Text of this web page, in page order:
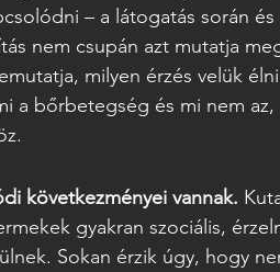
– a látogatás során és
nem csupán azt mutatja
milyen érzés velük
a bőrbetegség és mi nem
következményei vannak.
gyakran szociális,
Sokan érzik úgy, hogy